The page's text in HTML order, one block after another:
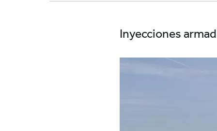
Inyecciones